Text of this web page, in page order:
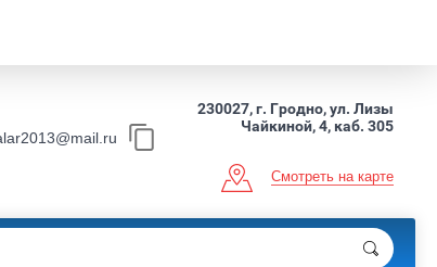
230027, г. Гродно, ул. Лизы
Чайкиной, 4, каб. 305
Смотреть на карте